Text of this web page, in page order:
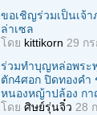
ขอเชิญร่วมเป็นเจ้
ล่าเซล
โดย kittikorn 29 ก
ร่วมทําบุญหล่อพระ
ตัก4ศอก ปิดทองคํา
หนองหญ้าปล้อง ก
โดย ศิษย์รุ่นจิ๋ว 28